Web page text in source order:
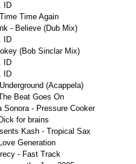
ID
Time Again
- Believe (Dub Mix)
ID
(Bob Sinclar Mix)
ID
ID
(Acappela)
Beat Goes On
Sonora - Pressure Cooker
for brains
Kash - Tropical Sax
Generation
- Fast Track